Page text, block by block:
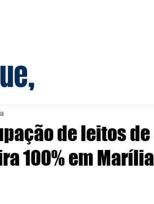
de leitos de
100% em Marília